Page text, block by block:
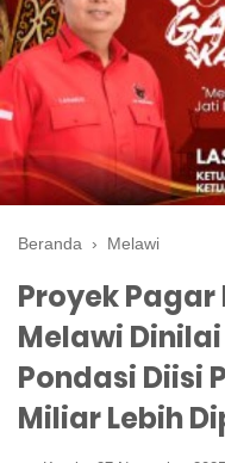
Beranda › Melawi
Proyek
Melawi
Pondasi Diisi
Miliar Lebih